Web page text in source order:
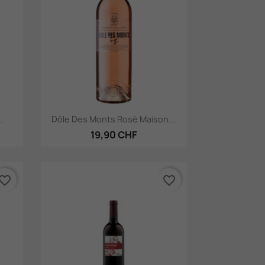
 Aperçu rapide
Dôle Des Monts Rosé Maison...
19,90 CHF
favorite_border